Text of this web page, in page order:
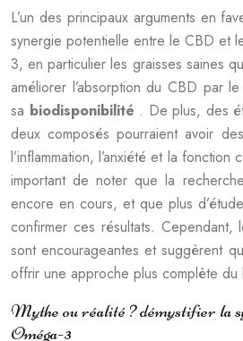
L’un des principaux arguments en
synergie potentielle entre le CBD et
3, en particulier les graisses saines
améliorer l’absorption du CBD par
sa biodisponibilité . De plus, des
deux composés pourraient avoir
l’inflammation, l’anxiété et la fonction
important de noter que la
encore en cours, et que plus
confirmer ces résultats. Cependant,
sont encourageantes et suggèrent
offrir une approche plus complète du
Mythe ou réalité ? démystifier la
Oméga-3